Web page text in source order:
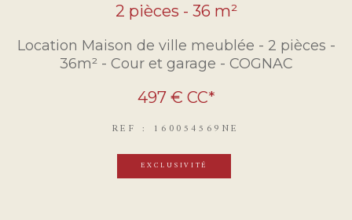
2 pièces - 36 m²
Location Maison de ville meublée - 2 pièces -
36m² - Cour et garage - COGNAC
497 € CC*
REF : 160054569NE
EXCLUSIVITÉ